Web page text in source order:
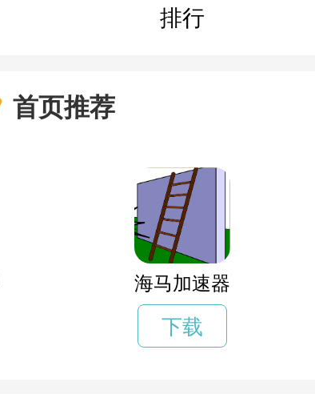
排行
首页推荐
海马加速器
下载